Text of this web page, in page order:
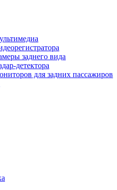
заднего вида
детектора
для задних пассажиров